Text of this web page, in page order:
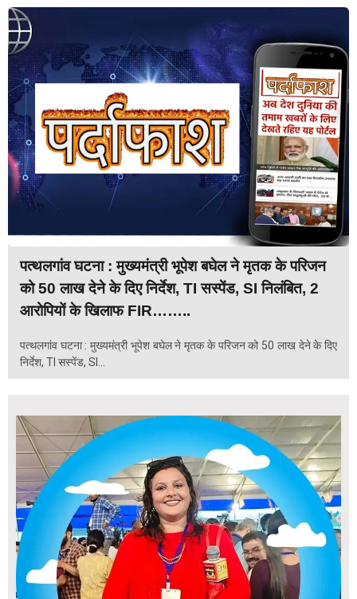
पत्थलगांव घटना : मुख्यमंत्री भूपेश बघेल ने मृतक के परिजन
को 50 लाख देने के दिए निर्देश, TI सस्पेंड, SI निलंबित, 2
आरोपियों के खिलाफ FIR……..
पत्थलगांव घटना : मुख्यमंत्री भूपेश बघेल ने मृतक के परिजन को 50 लाख देने के दिए
निर्देश, TI सस्पेंड, SI...